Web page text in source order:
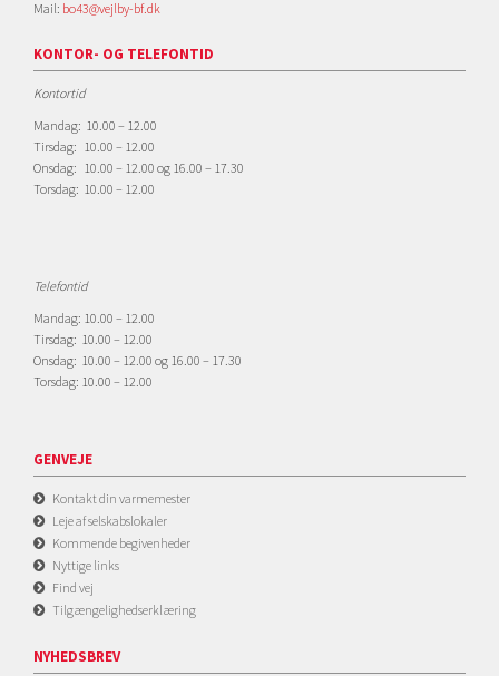
Mail: bo43@vejlby-bf.dk
KONTOR- OG TELEFONTID
Kontortid
Mandag: 10.00 – 12.00
Tirsdag: 10.00 – 12.00
Onsdag: 10.00 – 12.00 og 16.00 – 17.30
Torsdag: 10.00 – 12.00
Telefontid
Mandag: 10.00 – 12.00
Tirsdag: 10.00 – 12.00
Onsdag: 10.00 – 12.00 og 16.00 – 17.30
Torsdag: 10.00 – 12.00
GENVEJE
Kontakt din varmemester
Leje af selskabslokaler
Kommende begivenheder
Nyttige links
Find vej
Tilgængelighedserklæring
NYHEDSBREV